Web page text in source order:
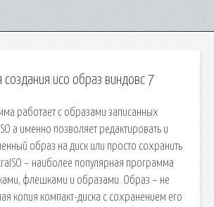
создания исо образ виндовс 7
работает с образами записанных
а именно позволяет редактировать и
образ на диск или просто сохранить
– наиболее популярная программа
флешками и образами. Образ – не
копия компакт-диска с сохранением его